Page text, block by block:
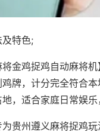
特色;
将金鸡捉鸡自动麻将
牌，计分完全符合
，适合家庭日常娱
贵州遵义麻将捉鸡